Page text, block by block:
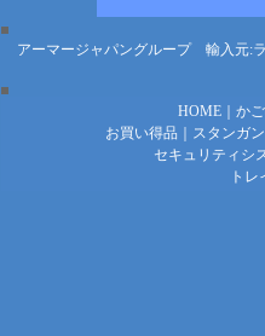
アーマージャパングループ 輸入元:
HOME｜ か
お買い得品
スタンガン
セキュリティシ
トレ